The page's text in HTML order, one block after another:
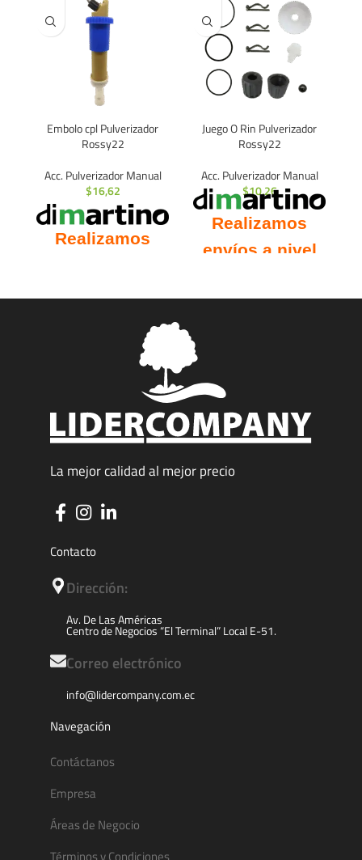
Embolo cpl Pulverizador
Rossy22
Acc. Pulverizador Manual
$16,62
Realizamos
Juego O Rin Pulverizador
Rossy22
Acc. Pulverizador Manual
$10,26
Realizamos
envíos a nivel
La mejor calidad al mejor precio
Contacto
Dirección:
Av. De Las Américas
Centro de Negocios “El Terminal” Local E-51.
Correo electrónico
info@lidercompany.com.ec
Navegación
Contáctanos
Empresa
Áreas de Negocio
Términos y Condiciones